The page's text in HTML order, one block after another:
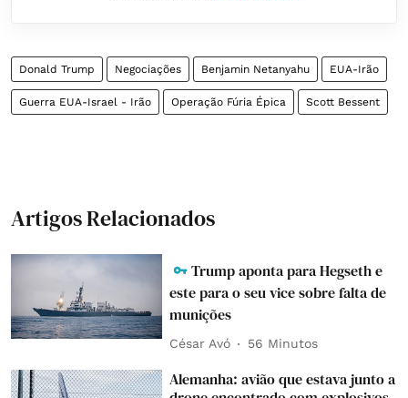
Donald Trump Negociações Benjamin Netanyahu EUA-Irão
Guerra EUA-Israel - Irão Operação Fúria Épica Scott Bessent
Artigos Relacionados
Trump aponta para Hegseth e
este para o seu vice sobre falta de
munições
César Avó 56 Minutos
Alemanha: avião que estava junto a